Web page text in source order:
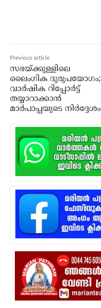
Previous article
സഭയ്ക്കുള്ളിലെ
ലൈംഗിക ദുരുപയോഗം;
വാര്‍ഷിക റിപ്പോര്‍ട്ട്
തയ്യാറാക്കാന്‍
മാര്‍പാപ്പയുടെ നിര്‍ദ്ദേശം